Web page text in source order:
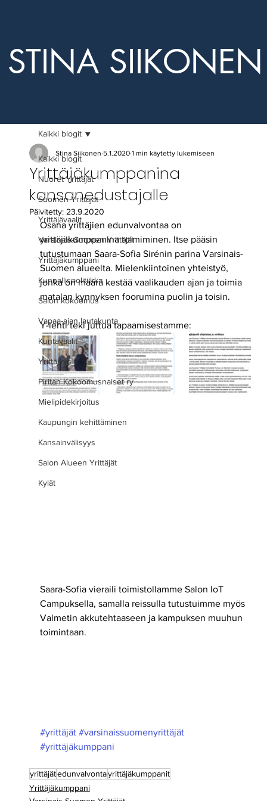
STINA SIIKONEN
Kaikki blogit
Nuoret Yrittäjät
Suomen Yrittäjät
Yrittäjävaalit
Varsinais-Suomen Yrittäjät
Yrittäjäkumppani
Kunnallispolitiikka
Salon kokoomus
Vapaa-ajan lautakunta
Kuntavaalit
Yrittäjyys
Piritan Kokoomusnaiset ry
Mielipidekirjoitus
Kaupungin kehittäminen
Kansainvälisyys
Salon Alueen Yrittäjät
Kylät
Kaikki blogit
Yrittäjäkumppanina
kansanedustajalle
Stina Siikonen 5.1.2020 1 min käytetty lukemiseen
Päivitetty: 23.9.2020
Osana yrittäjien edunvalvontaa on
yrittäjäkumppanina toimiminen. Itse pääsin
tutustumaan Saara-Sofia Sirénin parina Varsinais-
Suomen alueelta. Mielenkiintoinen yhteistyö,
jonka on määrä kestää vaalikauden ajan ja toimia
matalan kynnyksen foorumina puolin ja toisin.
Y-lehti teki juttua tapaamisestamme:
Saara-Sofia vieraili toimistollamme Salon IoT
Campuksella, samalla reissulla tutustuimme myös
Valmetin akkutehtaaseen ja kampuksen muuhun
toimintaan.
#yrittäjät #varsinaissuomenyrittäjät
#yrittäjäkumppani
yrittäjätedunvalvontayrittäjäkumppanit
Yrittäjäkumppani